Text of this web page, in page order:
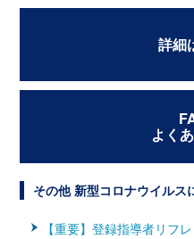
詳細
よく
その他 新型コロナウイルス
【重要】登録指導者リフ